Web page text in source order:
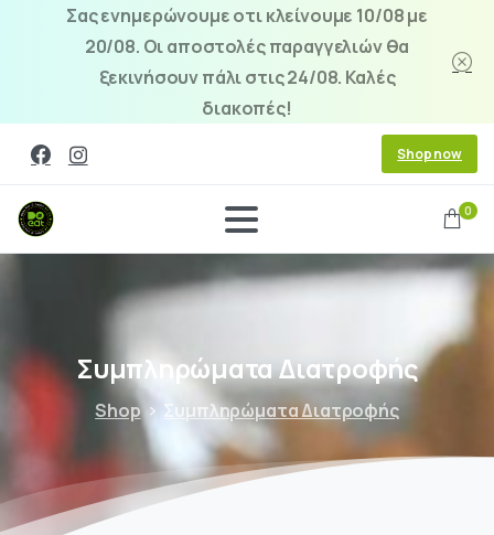
Σας ενημερώνουμε οτι κλείνουμε 10/08 με
20/08. Οι αποστολές παραγγελιών θα
ξεκινήσουν πάλι στις 24/08. Καλές
διακοπές!
Shop now
0
ΣυμπληρώματαΔιατροφής
Shop Συμπληρώματα Διατροφής